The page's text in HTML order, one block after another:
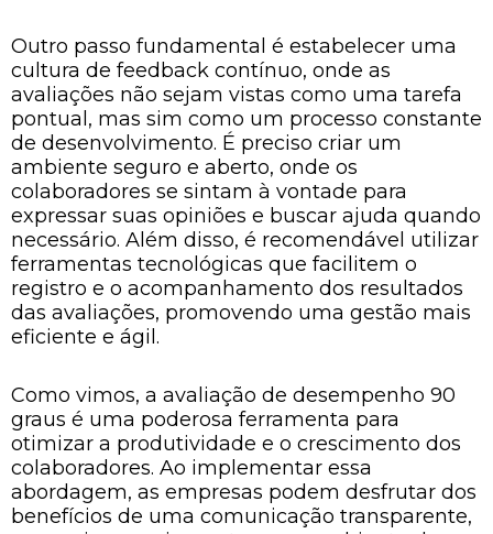
Outro passo fundamental é estabelecer uma
cultura de feedback contínuo, onde as
avaliações não sejam vistas como uma tarefa
pontual, mas sim como um processo constante
de desenvolvimento. É preciso criar um
ambiente seguro e aberto, onde os
colaboradores se sintam à vontade para
expressar suas opiniões e buscar ajuda quando
necessário. Além disso, é recomendável utilizar
ferramentas tecnológicas que facilitem o
registro e o acompanhamento dos resultados
das avaliações, promovendo uma gestão mais
eficiente e ágil.
Como vimos, a avaliação de desempenho 90
graus é uma poderosa ferramenta para
otimizar a produtividade e o crescimento dos
colaboradores. Ao implementar essa
abordagem, as empresas podem desfrutar dos
benefícios de uma comunicação transparente,